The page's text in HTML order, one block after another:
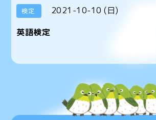
検定
2021-10-10 (日)
英語検定